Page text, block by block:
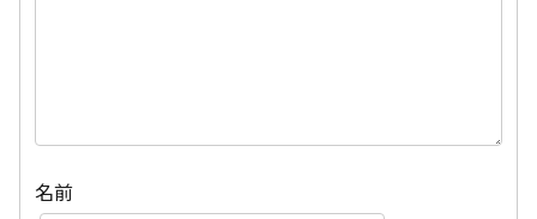
名前